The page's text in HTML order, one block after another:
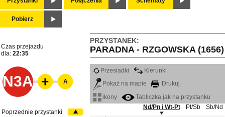
Pobierz
PRZYSTANEK:
PARADNA - RZGOWSKA (1656)
Czas przejazdu
dla: 22:35
N3A
Przesiadki
Kierunki
Pokaż na mapie
Drukuj
ikony
Tabliczka jak na przystanku
Nd/Pn i Wt-Pt
Pt/Sb
Sb/Nd
A
Poprzednie przystanki